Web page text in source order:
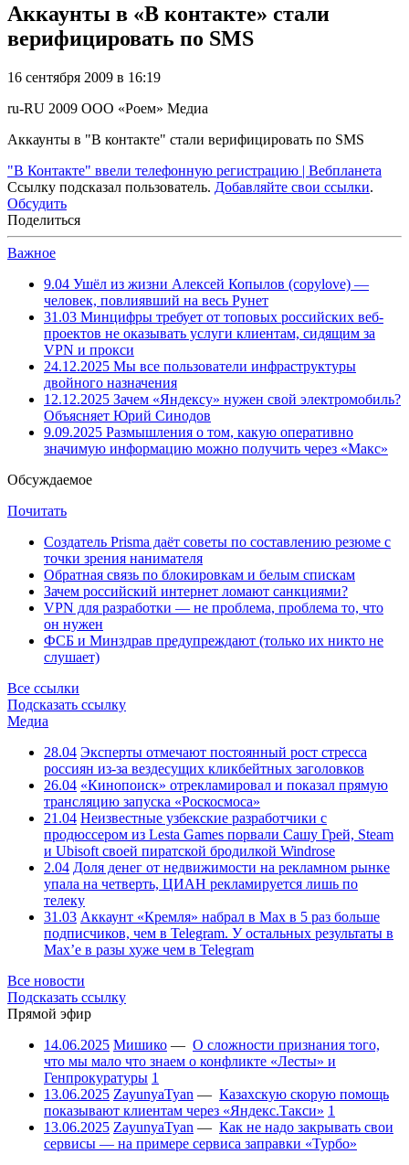
Аккаунты в «В контакте» стали
верифицировать по SMS
16 сентября 2009 в 16:19
ru-RU 2009 ООО «Роем» Медиа
Аккаунты в "В контакте" стали верифицировать по SMS
"В Контакте" ввели телефонную регистрацию | Вебпланета
Ссылку подсказал пользователь. Добавляйте свои ссылки.
Обсудить
Поделиться
Важное
9.04 Ушёл из жизни Алексей Копылов (copylove) —
человек, повлиявший на весь Рунет
31.03 Минцифры требует от топовых российских веб-
проектов не оказывать услуги клиентам, сидящим за
VPN и прокси
24.12.2025 Мы все пользователи инфраструктуры
двойного назначения
12.12.2025 Зачем «Яндексу» нужен свой электромобиль?
Объясняет Юрий Синодов
9.09.2025 Размышления о том, какую оперативно
значимую информацию можно получить через «Макс»
Обсуждаемое
Почитать
Создатель Prisma даёт советы по составлению резюме с
точки зрения нанимателя
Обратная связь по блокировкам и белым спискам
Зачем российский интернет ломают санкциями?
VPN для разработки — не проблема, проблема то, что
он нужен
ФСБ и Минздрав предупреждают (только их никто не
слушает)
Все ссылки
Подсказать ссылку
Медиа
28.04 Эксперты отмечают постоянный рост стресса
россиян из-за вездесущих кликбейтных заголовков
26.04 «Кинопоиск» отрекламировал и показал прямую
трансляцию запуска «Роскосмоса»
21.04 Неизвестные узбекские разработчики с
продюссером из Lesta Games порвали Сашу Грей, Steam
и Ubisoft своей пиратской бродилкой Windrose
2.04 Доля денег от недвижимости на рекламном рынке
упала на четверть, ЦИАН рекламируется лишь по
телеку
31.03 Аккаунт «Кремля» набрал в Max в 5 раз больше
подписчиков, чем в Telegram. У остальных результаты в
Max’е в разы хуже чем в Telegram
Все новости
Подсказать ссылку
Прямой эфир
14.06.2025 Мишико — О сложности признания того,
что мы мало что знаем о конфликте «Лесты» и
Генпрокуратуры 1
13.06.2025 ZayunyaTyan — Казахскую скорую помощь
показывают клиентам через «Яндекс.Такси» 1
13.06.2025 ZayunyaTyan — Как не надо закрывать свои
сервисы — на примере сервиса заправки «Турбо»